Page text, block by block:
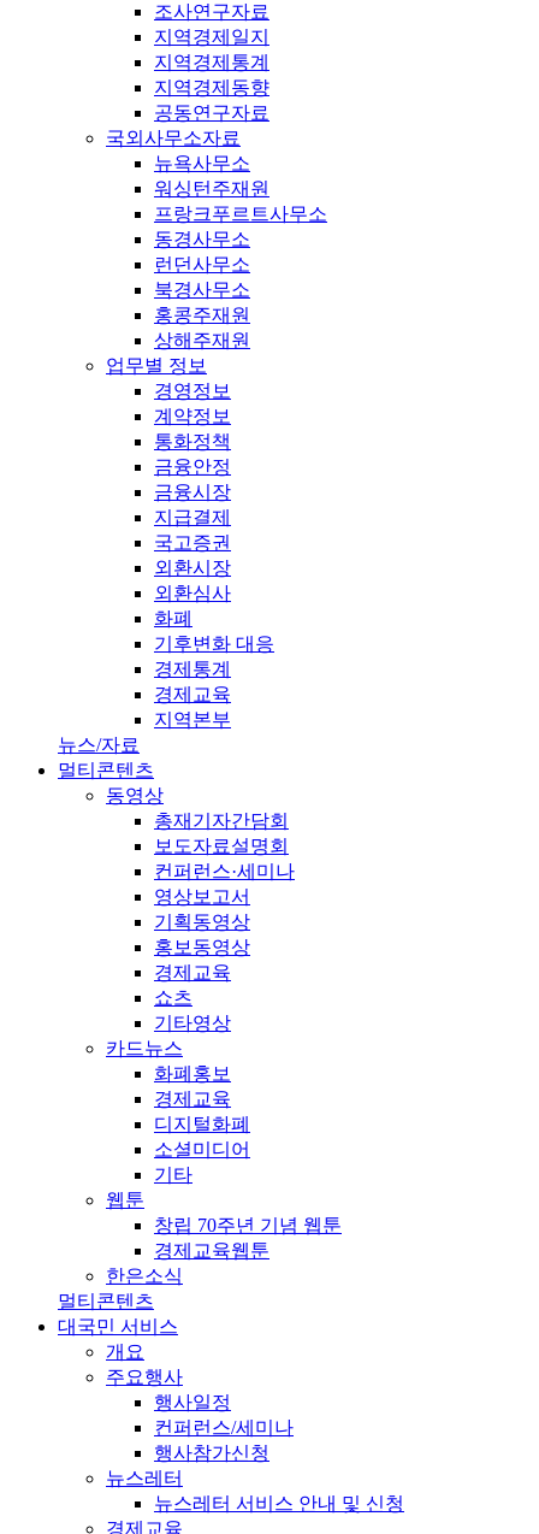
조사연구자료
지역경제일지
지역경제통계
지역경제동향
공동연구자료
국외사무소자료
뉴욕사무소
워싱턴주재원
프랑크푸르트사무소
동경사무소
런던사무소
북경사무소
홍콩주재원
상해주재원
업무별 정보
경영정보
계약정보
통화정책
금융안정
금융시장
지급결제
국고증권
외환시장
외환심사
화폐
기후변화 대응
경제통계
경제교육
지역본부
뉴스/자료
멀티콘텐츠
동영상
총재기자간담회
보도자료설명회
컨퍼런스·세미나
영상보고서
기획동영상
홍보동영상
경제교육
쇼츠
기타영상
카드뉴스
화폐홍보
경제교육
디지털화폐
소셜미디어
기타
웹툰
창립 70주년 기념 웹툰
경제교육웹툰
한은소식
멀티콘텐츠
대국민 서비스
개요
주요행사
행사일정
컨퍼런스/세미나
행사참가신청
뉴스레터
뉴스레터 서비스 안내 및 신청
경제교육